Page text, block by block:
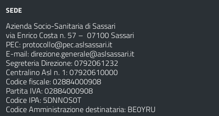
SEDE
Azienda Socio-Sanitaria di Sassari
via Enrico Costa n. 57 – 07100 Sassari
PEC: protocollo@pec.aslsassari.it
E-mail:direzione.generale@aslsassari.it
Segreteria Direzione: 0792061232
Centralino Asl n. 1: 07920610000
Codice fiscale: 02884000908
Partita IVA: 02884000908
Codice IPA: 5DNNOS0T
Codice Amministrazione destinataria: BE0YRU